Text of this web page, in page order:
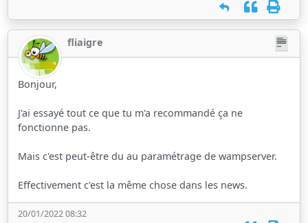
fliaigre
Bonjour,
J'ai essayé tout ce que tu m'a recommandé ça ne
fonctionne pas.
Mais c'est peut-être du au paramétrage de wampserver.
Effectivement c'est la même chose dans les news.
20/01/2022 08:32